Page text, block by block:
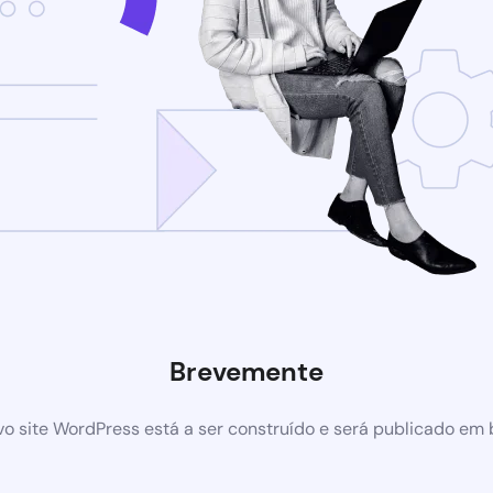
Brevemente
site WordPress está a ser construído e será publicado em